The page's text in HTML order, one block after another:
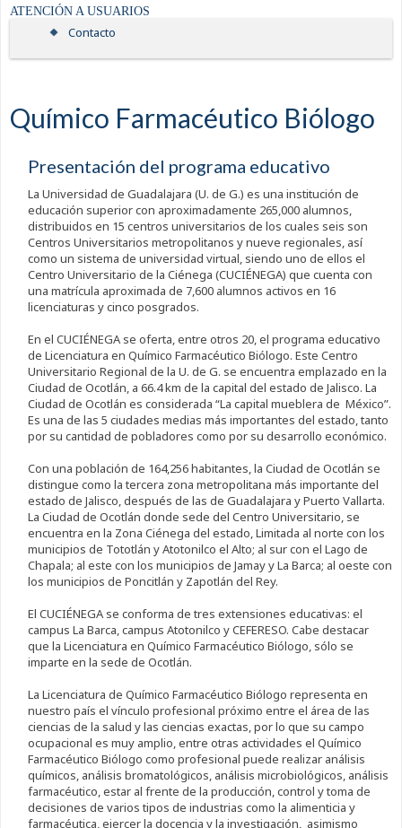
ATENCIÓN A USUARIOS
Contacto
Químico Farmacéutico Biólogo
Presentación del programa educativo
La Universidad de Guadalajara (U. de G.) es una institución de
educación superior con aproximadamente 265,000 alumnos,
distribuidos en 15 centros universitarios de los cuales seis son
Centros Universitarios metropolitanos y nueve regionales, así
como un sistema de universidad virtual, siendo uno de ellos el
Centro Universitario de la Ciénega (CUCIÉNEGA) que cuenta con
una matrícula aproximada de 7,600 alumnos activos en 16
licenciaturas y cinco posgrados.
En el CUCIÉNEGA se oferta, entre otros 20, el programa educativo
de Licenciatura en Químico Farmacéutico Biólogo. Este Centro
Universitario Regional de la U. de G. se encuentra emplazado en la
Ciudad de Ocotlán, a 66.4 km de la capital del estado de Jalisco. La
Ciudad de Ocotlán es considerada “La capital mueblera de México”.
Es una de las 5 ciudades medias más importantes del estado, tanto
por su cantidad de pobladores como por su desarrollo económico.
Con una población de 164,256 habitantes, la Ciudad de Ocotlán se
distingue como la tercera zona metropolitana más importante del
estado de Jalisco, después de las de Guadalajara y Puerto Vallarta.
La Ciudad de Ocotlán donde sede del Centro Universitario, se
encuentra en la Zona Ciénega del estado, Limitada al norte con los
municipios de Tototlán y Atotonilco el Alto; al sur con el Lago de
Chapala; al este con los municipios de Jamay y La Barca; al oeste con
los municipios de Poncitlán y Zapotlán del Rey.
El CUCIÉNEGA se conforma de tres extensiones educativas: el
campus La Barca, campus Atotonilco y CEFERESO. Cabe destacar
que la Licenciatura en Químico Farmacéutico Biólogo, sólo se
imparte en la sede de Ocotlán.
La Licenciatura de Químico Farmacéutico Biólogo representa en
nuestro país el vínculo profesional próximo entre el área de las
ciencias de la salud y las ciencias exactas, por lo que su campo
ocupacional es muy amplio, entre otras actividades el Químico
Farmacéutico Biólogo como profesional puede realizar análisis
químicos, análisis bromatológicos, análisis microbiológicos, análisis
farmacéutico, estar al frente de la producción, control y toma de
decisiones de varios tipos de industrias como la alimenticia y
farmacéutica, ejercer la docencia y la investigación, asimismo